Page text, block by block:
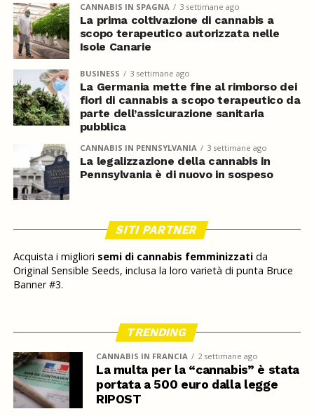
CANNABIS IN SPAGNA 3 settimane ago
La prima coltivazione di cannabis a
scopo terapeutico autorizzata nelle
Isole Canarie
BUSINESS 3 settimane ago
La Germania mette fine al rimborso dei
fiori di cannabis a scopo terapeutico da
parte dell’assicurazione sanitaria
pubblica
CANNABIS IN PENNSYLVANIA 3 settimane ago
La legalizzazione della cannabis in
Pennsylvania è di nuovo in sospeso
SITI PARTNER
Acquista i migliori semi di cannabis femminizzatida
Original Sensible Seeds, inclusa la loro varietà di punta Bruce
Banner #3.
TRENDING
CANNABIS IN FRANCIA 2 settimane ago
La multa per la “cannabis” è stata
portata a 500 euro dalla legge
RIPOST